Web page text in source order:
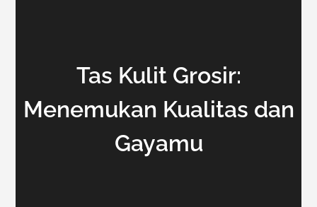
Tas Kulit Grosir:
Menemukan Kualitas dan
Gayamu